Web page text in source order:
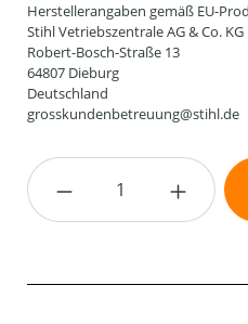
Herstellerangaben gemäß EU-
Stihl Vetriebszentrale AG & Co. KG
Robert-Bosch-Straße 13
64807 Dieburg
Deutschland
grosskundenbetreuung@stihl.de
Produkt Anzahl: